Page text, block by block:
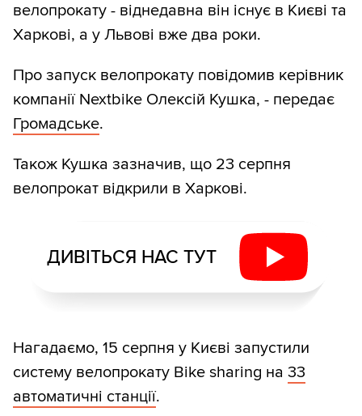
велопрокату - віднедавна він існує в Києві та
Харкові, а у Львові вже два роки.
Про запуск велопрокату повідомив керівник
компанії Nextbike Олексій Кушка, - передає
Громадське.
Також Кушка зазначив, що 23 серпня
велопрокат відкрили в Харкові.
ДИВІТЬСЯ НАС ТУТ
Нагадаємо, 15 серпня у Києві запустили
систему велопрокату Bike sharing на 33
автоматичні станції.